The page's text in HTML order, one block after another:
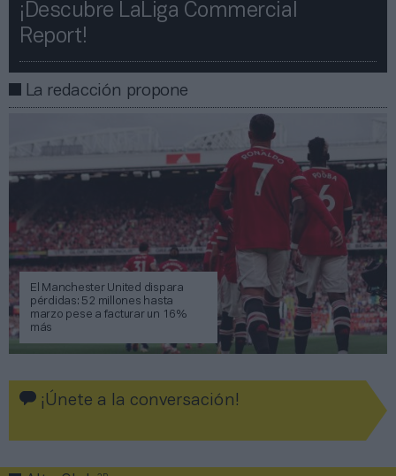
¡Descubre LaLiga Commercial
Report!​​
La redacción propone
El Manchester United dispara
pérdidas: 52 millones hasta
marzo pese a facturar un 16%
más
¡Únete a la conversación!